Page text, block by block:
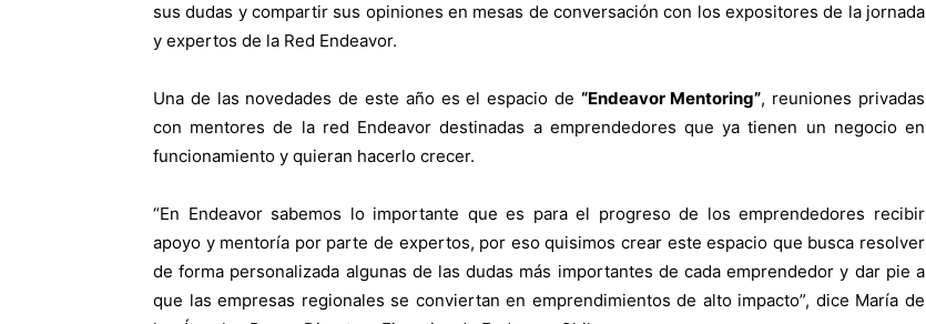
sus dudas y compartir sus opiniones en mesas de conversación con los expositores de la jornada
y expertos de la Red Endeavor.
Una de las novedades de este año es el espacio de “Endeavor Mentoring”, reuniones privadas
con mentores de la red Endeavor destinadas a emprendedores que ya tienen un negocio en
funcionamiento y quieran hacerlo crecer.
“En Endeavor sabemos lo importante que es para el progreso de los emprendedores recibir
apoyo y mentoría por parte de expertos, por eso quisimos crear este espacio que busca resolver
de forma personalizada algunas de las dudas más importantes de cada emprendedor y dar pie a
que las empresas regionales se conviertan en emprendimientos de alto impacto”, dice María de